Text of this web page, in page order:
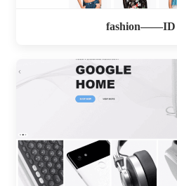
fashion——ID